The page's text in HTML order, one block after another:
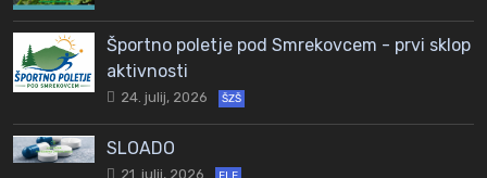
Športno poletje pod Smrekovcem - prvi sklop
aktivnosti
24. julij, 2026 ŠZŠ
SLOADO
21. julij, 2026